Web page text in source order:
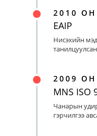
2010 ОН
EAIP
Нисэхийн
2009 ОН
MNS ISO
Чанарын
гэрчилгээ